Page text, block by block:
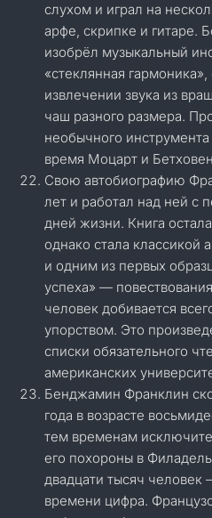
слухом и играл на
арфе, скрипке и гитаре.
изобрёл музыкальный
«стеклянная
извлечении звука из
чаш разного размера.
необычного
время Моцарт и
Свою автобиографию
лет и работал над ней с
дней жизни. Книга
однако стала классикой
и одним из первых
успеха» —
человек добивается
упорством. Это
списки обязательного
американских
Бенджамин Франклин
года в возрасте
тем временам
его похороны в
двадцати тысяч человек
времени цифра.